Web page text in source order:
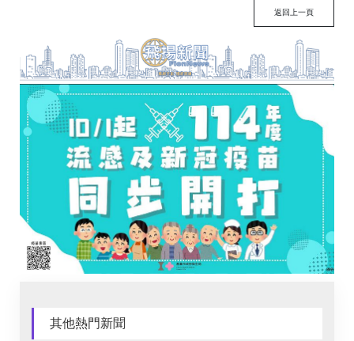
返回上一頁
其他熱門新聞